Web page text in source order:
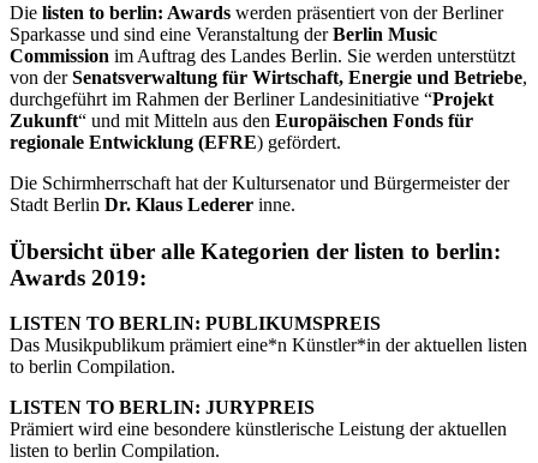
Die listen to berlin: Awards werden präsentiert von der Berliner
Sparkasse und sind eine Veranstaltung derBerlin Music
Commission im Auftrag des Landes Berlin. Sie werden unterstützt
von derSenatsverwaltung fur Wirtschaft, Energie und Betriebe,
durchgeführt im Rahmen der Berliner Landesinitiative “Projekt
Zukunft“ und mit Mitteln aus den Europäischen Fonds für
regionale Entwicklung (EFRE) gefördert.
Die Schirmherrschaft hat der Kultursenator und Bürgermeister der
Stadt Berlin Dr. Klaus Lederer inne.
Übersicht über alle Kategorien der listen to berlin:
Awards 2019:
LISTEN TO BERLIN: PUBLIKUMSPREIS
Das Musikpublikum prämiert eine*n Künstler*in der aktuellen listen
to berlin Compilation.
LISTEN TO BERLIN: JURYPREIS
Prämiert wird eine besondere künstlerische Leistung der aktuellen
listen to berlin Compilation.